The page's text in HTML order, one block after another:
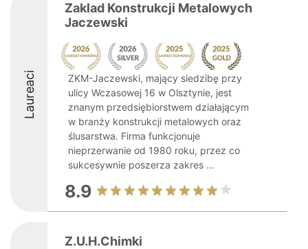
Laureaci
Zaklad Konstrukcji Metalowych
Jaczewski
ZKM-Jaczewski, mający siedzibę przy
ulicy Wczasowej 16 w Olsztynie, jest
znanym przedsiębiorstwem działającym
w branży konstrukcji metalowych oraz
ślusarstwa. Firma funkcjonuje
nieprzerwanie od 1980 roku, przez co
sukcesywnie poszerza zakres ...
8.9
Z.U.H.Chimki